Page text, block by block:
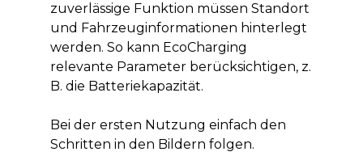
zuverlässige Funktion müssen Standort
und Fahrzeuginformationen hinterlegt
werden. So kann EcoCharging
relevante Parameter berücksichtigen, z.
B. die Batteriekapazität.
Bei der ersten Nutzung einfach den
Schritten in den Bildern folgen.